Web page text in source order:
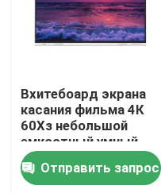
контроль качества
контактные данные
Отправить запрос
Вхитебоард экрана
касания фильма 4К
60Хз небольшой
емкостный умный
для учить
Отправить запрос